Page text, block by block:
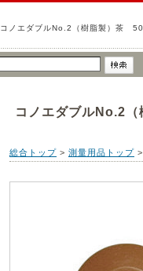
コノエダブルNo.2（樹脂製）茶
コノエダブルNo.2
総合トップ > 測量用品トップ >